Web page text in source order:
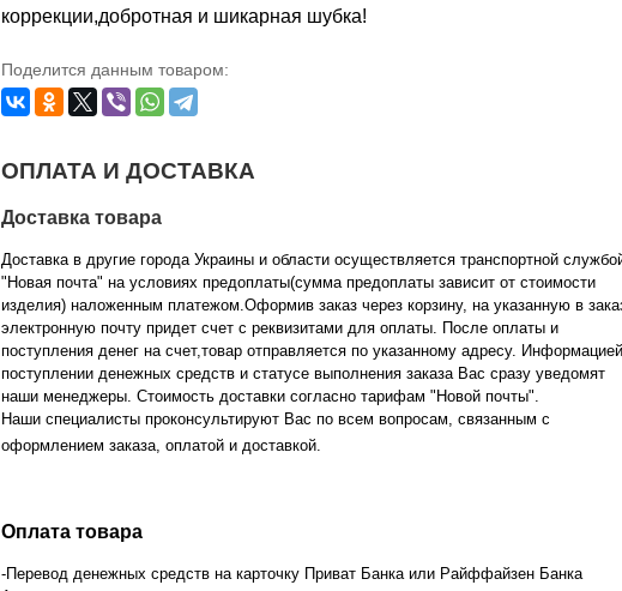
коррекции,добротная и шикарная шубка!
Поделится данным товаром:
ОПЛАТА И ДОСТАВКА
Доставка товара
Доставка в другие города Украины и области осуществляется транспортной
"Новая почта" на условиях предоплаты(сумма предоплаты зависит от стоимости
изделия) наложенным платежом.Оформив заказ через корзину, на указанную в
электронную почту придет счет с реквизитами для оплаты. После оплаты и
поступления денег на счет,товар отправляется по указанному адресу.
поступлении денежных средств и статусе выполнения заказа Вас сразу уведомят
наши менеджеры. Стоимость доставки согласно тарифам "Новой почты".
Наши специалисты проконсультируют Вас по всем вопросам, связанным с
оформлением заказа, оплатой и доставкой.
Оплата товара
-Перевод денежных средств на карточку Приват Банка или Райффайзен Банка